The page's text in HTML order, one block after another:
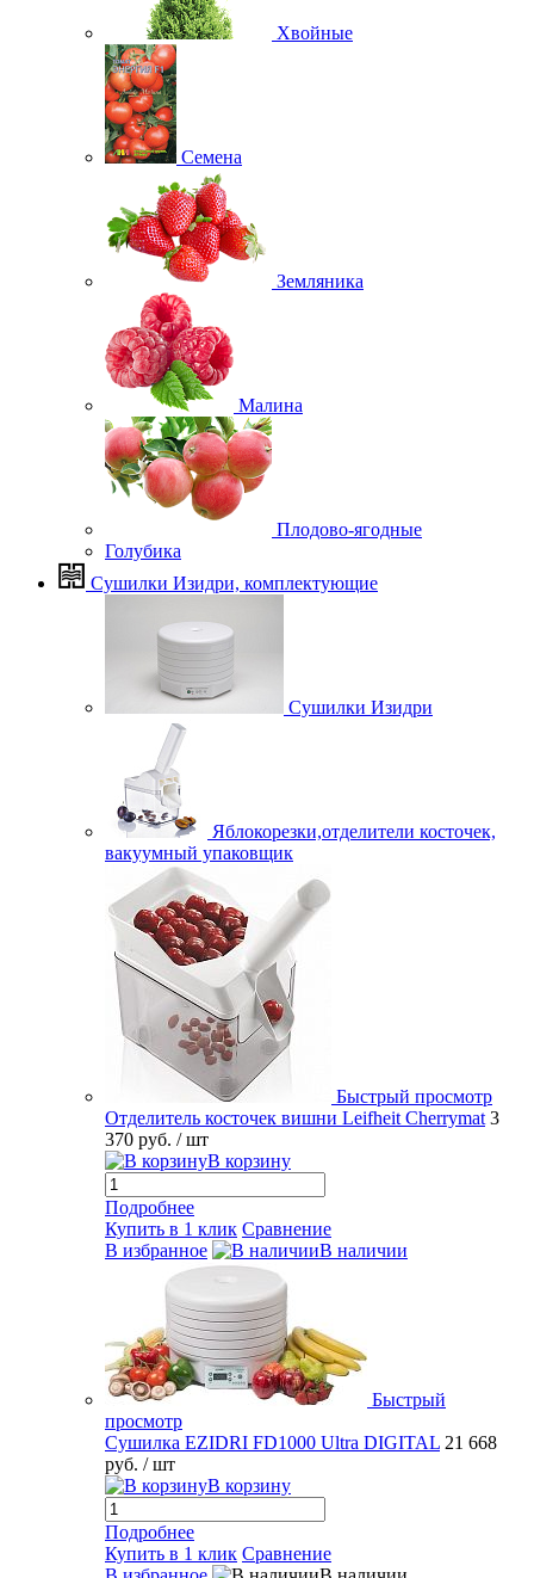
Хвойные
Семена
Земляника
Малина
Плодово-ягодные
Голубика
Сушилки Изидри, комплектующие
Сушилки Изидри
Яблокорезки,отделители косточек,
вакуумный упаковщик
Быстрый просмотр
Отделитель косточек вишни Leifheit Cherrymat 3
370 руб. / шт
В корзину
Подробнее
Купить в 1 клик Сравнение
В избранное
В наличии
Быстрый
просмотр
Сушилка EZIDRI FD1000 Ultra DIGITAL 21 668
руб. / шт
В корзину
Подробнее
Купить в 1 клик Сравнение